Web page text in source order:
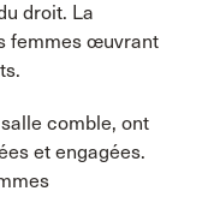
droit. La
femmes œuvrant
comble, ont
et engagées.